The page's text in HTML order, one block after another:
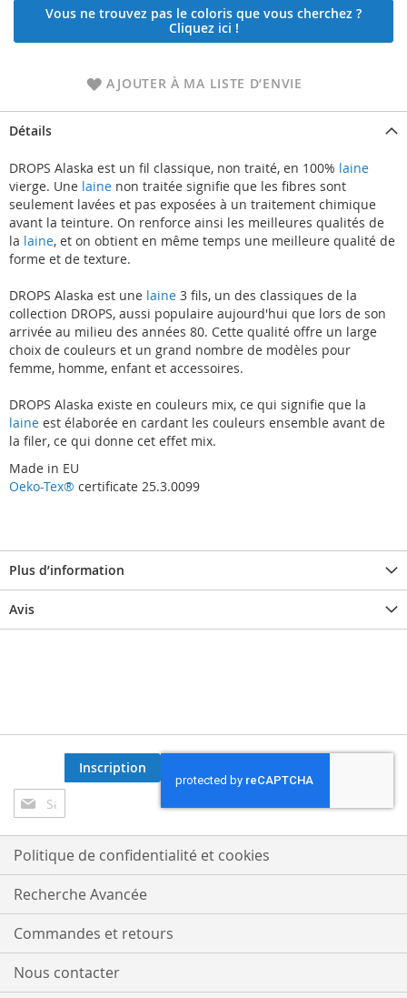
Vous ne trouvez pas le coloris que vous cherchez ?
Cliquez ici !
AJOUTER À MA LISTE D’ENVIE
Détails
DROPS Alaska est un fil classique, non traité, en 100% laine
vierge. Une laine non traitée signifie que les fibres sont
seulement lavées et pas exposées à un traitement chimique
avant la teinture. On renforce ainsi les meilleures qualités de
la laine, et on obtient en même temps une meilleure qualité de
forme et de texture.
DROPS Alaska est une laine 3 fils, un des classiques de la
collection DROPS, aussi populaire aujourd'hui que lors de son
arrivée au milieu des années 80. Cette qualité offre un large
choix de couleurs et un grand nombre de modèles pour
femme, homme, enfant et accessoires.
DROPS Alaska existe en couleurs mix, ce qui signifie que la
laine est élaborée en cardant les couleurs ensemble avant de
la filer, ce qui donne cet effet mix.
Made in EU
Oeko-Tex® certificate 25.3.0099
Plus d’information
Avis
Inscription
à
notre
lettre
d’information
:
Inscription
Politique de confidentialité et cookies
Recherche Avancée
Commandes et retours
Nous contacter